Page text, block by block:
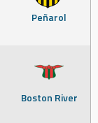
Peñarol
Boston River